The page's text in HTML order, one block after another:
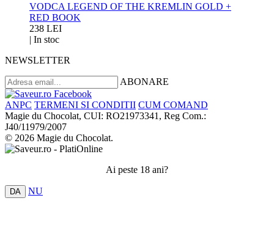
VODCA LEGEND OF THE KREMLIN GOLD +
RED BOOK
238 LEI
| In stoc
NEWSLETTER
ABONARE
ANPC TERMENI SI CONDITII CUM COMAND
Magie du Chocolat, CUI: RO21973341, Reg Com.:
J40/11979/2007
© 2026 Magie du Chocolat.
Ai peste 18 ani?
DA NU